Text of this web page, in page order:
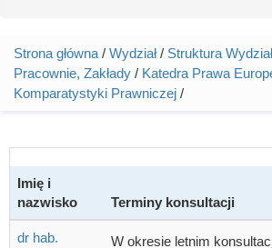
Jesteś tutaj
Strona główna / Wydział/ Struktura
Pracownie, Zakłady / Katedra Prawa
Komparatystyki Prawniczej /
Imię i
nazwisko
Terminy konsultacji
dr hab. W okresie letnim